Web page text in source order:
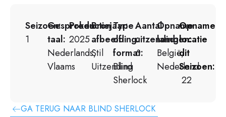
Seizoen:
1
Gesproken
taal:
Nederlands,
Vlaams
Productiejaar:
2025
Bron
afbeelding:
Stil
Uitzending
Type
of
format:
Blind
Sherlock
Aantal
uitzendingen:
6
Opname
land:
België,
Nederland
Opname
locatie
dit
Seizoen:
22
GA TERUG NAAR BLIND SHERLOCK